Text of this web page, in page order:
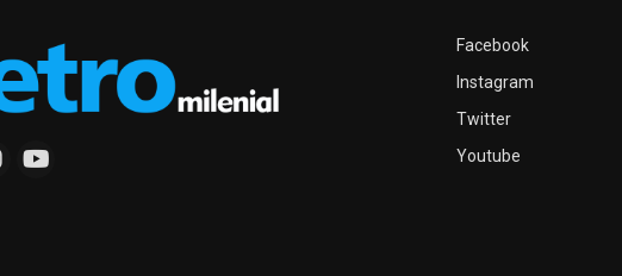
Facebook
Instagram
Twitter
Youtube